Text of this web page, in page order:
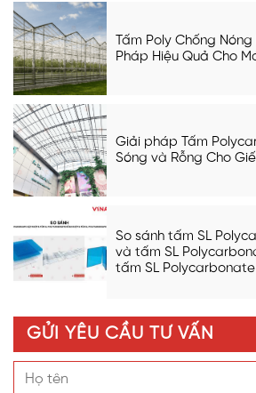
Tấm Poly Chống
Pháp Hiệu Quả Cho
Giải pháp Tấm
Sóng và Rỗng Cho
So sánh tấm SL
và tấm SL
tấm SL
GỬI YÊU CẦU TƯ VẤN